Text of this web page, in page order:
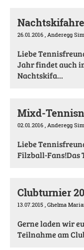
26.01.2016 , Anderegg
Liebe
Jahr findet auch
Nachtskifa...
Mixd-
02.01.2016 , Anderegg
Liebe
Filzball-Fans!Das
Clubturnier
13.07.2015 , Ghelma
Gerne laden wir
Teilnahme am